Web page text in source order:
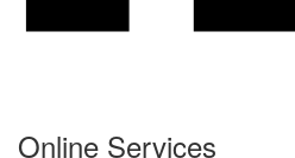
Online Services